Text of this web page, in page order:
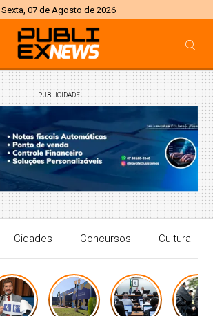
Sexta, 07 de Agosto de 2026
PUBLICIDADE
Cidades Concursos Cultura